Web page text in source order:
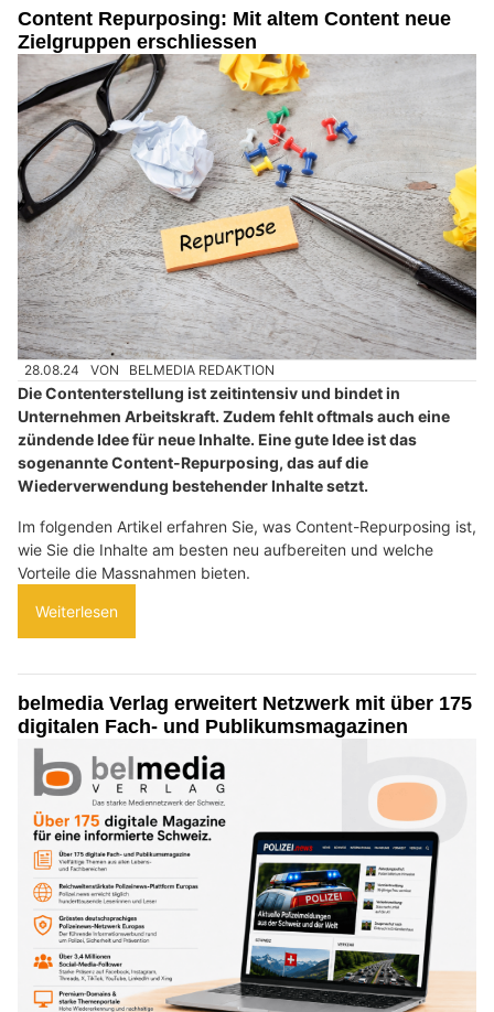
Content Repurposing: Mit altem Content neue
Zielgruppen erschliessen
28.08.24 VON BELMEDIA REDAKTION
Die Contenterstellung ist zeitintensiv und bindet in
Unternehmen Arbeitskraft. Zudem fehlt oftmals auch eine
zündende Idee für neue Inhalte. Eine gute Idee ist das
sogenannte Content-Repurposing, das auf die
Wiederverwendung bestehender Inhalte setzt.
Im folgenden Artikel erfahren Sie, was Content-Repurposing ist,
wie Sie die Inhalte am besten neu aufbereiten und welche
Vorteile die Massnahmen bieten.
Weiterlesen
belmedia Verlag erweitert Netzwerk mit über 175
digitalen Fach- und Publikumsmagazinen